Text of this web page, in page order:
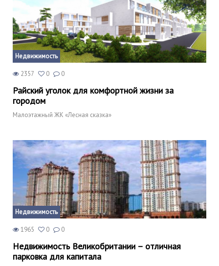
Недвижимость
2357 0 0
Райский уголок для комфортной жизни за
городом
Малоэтажный ЖК «Лесная сказка»
Недвижимость
1965 0 0
Недвижимость Великобритании – отличная
парковка для капитала